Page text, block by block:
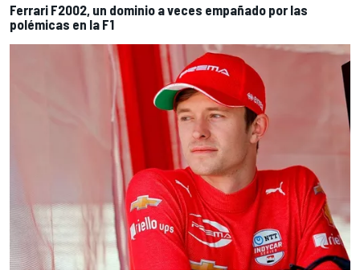
Ferrari F2002, un dominio a veces empañado por las
polémicas en la F1